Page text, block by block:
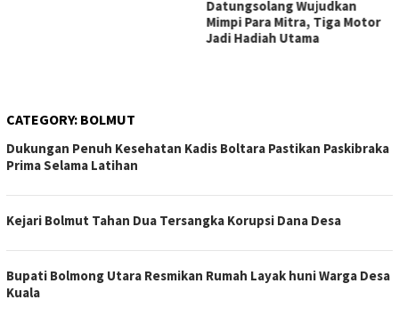
CATEGORY: BOLMUT
Dukungan Penuh Kesehatan Kadis Boltara Pastikan Paskibraka
Prima Selama Latihan
Kejari Bolmut Tahan Dua Tersangka Korupsi Dana Desa
Bupati Bolmong Utara Resmikan Rumah Layak huni Warga Desa
Kuala